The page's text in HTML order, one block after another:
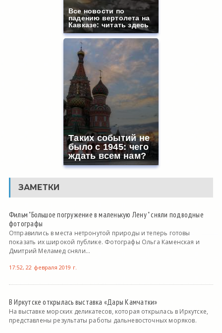
Все новости по
падению вертолета на
Кавказе: читать здесь
Таких событий не
было с 1945: чего
ждать всем нам?
ЗАМЕТКИ
Фильм "Большое погружение в маленькую Лену " сняли подводные
фотографы
Отправились в места нетронутой природы и теперь готовы
показать их широкой публике. Фотографы Ольга Каменская и
Дмитрий Меламед сняли...
17:52, 22 февраля 2019 г.
В Иркутске открылась выставка «Дары Камчатки»
На выставке морских деликатесов, которая открылась в Иркутске,
представлены результаты работы дальневосточных моряков.